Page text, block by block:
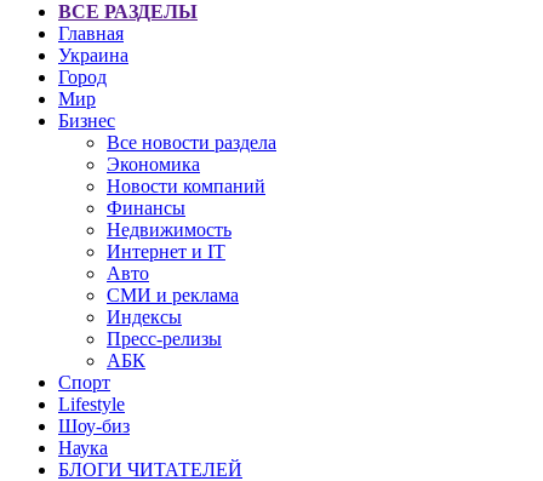
ВСЕ РАЗДЕЛЫ
Главная
Украина
Город
Мир
Бизнес
Все новости раздела
Экономика
Новости компаний
Финансы
Недвижимость
Интернет и IT
Авто
СМИ и реклама
Индексы
Пресс-релизы
АБК
Спорт
Lifestyle
Шоу-биз
Наука
БЛОГИ ЧИТАТЕЛЕЙ